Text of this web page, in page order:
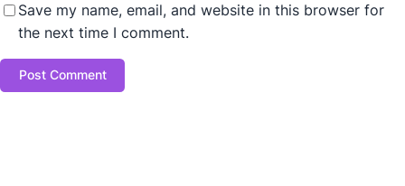
Save my name, email, and website in this browser for
the next time I comment.